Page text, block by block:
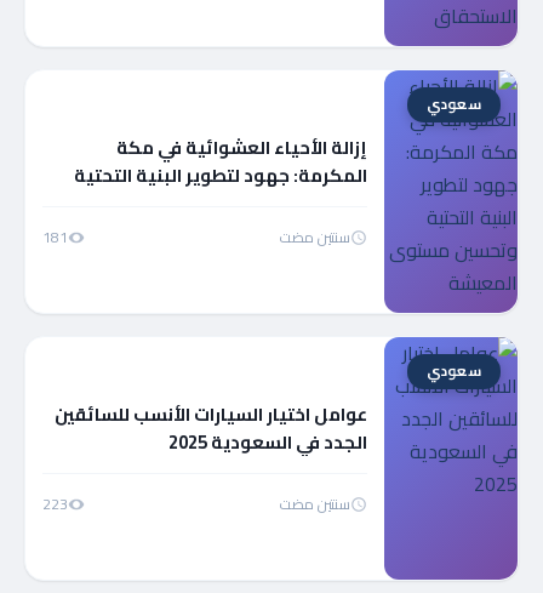
سعودي
إزالة الأحياء العشوائية في مكة
المكرمة: جهود لتطوير البنية التحتية
سنتين مضت 181
سعودي
عوامل اختيار السيارات الأنسب للسائقين
الجدد في السعودية 2025
سنتين مضت 223